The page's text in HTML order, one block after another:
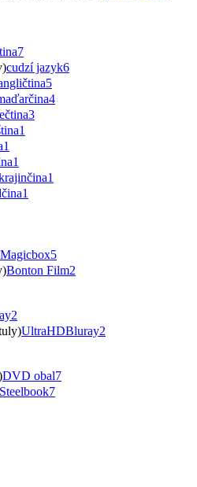
7
cudzí jazyk6
5
4
3
1
1
1
1
1
Magicbox5
Bonton Film2
2
UltraHDBluray2
DVD obal7
Steelbook7